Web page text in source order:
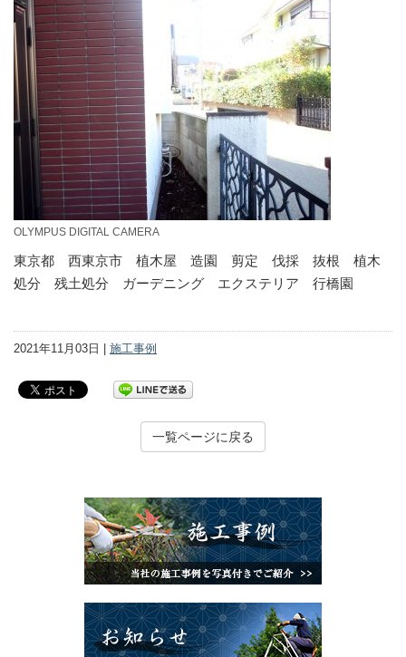
OLYMPUS DIGITAL CAMERA
東京都 西東京市 植木屋 造園 剪定 伐採 抜根 植木
処分 残土処分 ガーデニング エクステリア 行橋園
2021年11月03日 | 施工事例
一覧ページに戻る